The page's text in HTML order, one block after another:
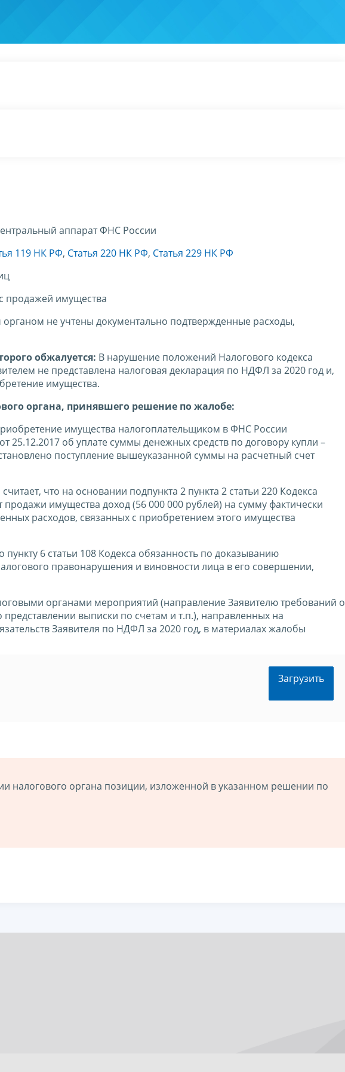
аппарат ФНС России
119 НК РФ, Статья 220 НК РФ, Статья 229 НК РФ
продажей имущества
не учтены документально подтвержденные расходы,
обжалуется: В нарушение положений Налогового кодекса
не представлена налоговая декларация по НДФЛ за 2020 год и,
имущества.
органа, принявшего решение по жалобе:
имущества налогоплательщиком в ФНС России
25.12.2017 об уплате суммы денежных средств по договору купли –
поступление вышеуказанной суммы на расчетный счет
что на основании подпункта 2 пункта 2 статьи 220 Кодекса
имущества доход (56 000 000 рублей) на сумму фактически
расходов, связанных с приобретением этого имущества
6 статьи 108 Кодекса обязанность по доказыванию
правонарушения и виновности лица в его совершении,
органами мероприятий (направление Заявителю требований о
выписки по счетам и т.п.), направленных на
Заявителя по НДФЛ за 2020 год, в материалах жалобы
Загрузить
налогового органа позиции, изложенной в указанном решении по